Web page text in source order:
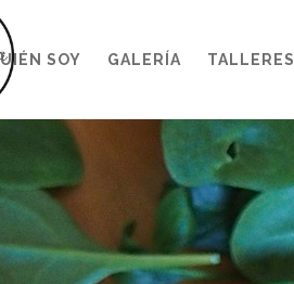
SOY GALERÍA TALLERES